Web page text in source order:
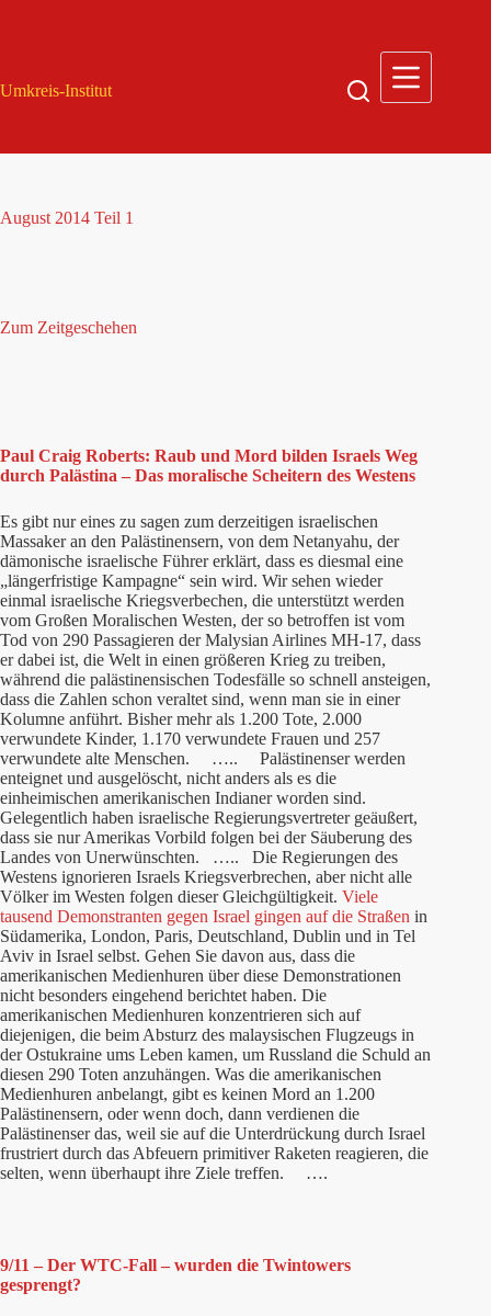
Umkreis-Institut
August 2014 Teil 1
Zum Zeitgeschehen
Paul Craig Roberts: Raub und Mord bilden Israels Weg
durch Palästina – Das moralische Scheitern des Westens
Es gibt nur eines zu sagen zum derzeitigen israelischen
Massaker an den Palästinensern, von dem Netanyahu, der
dämonische israelische Führer erklärt, dass es diesmal eine
„längerfristige Kampagne“ sein wird. Wir sehen wieder
einmal israelische Kriegsverbechen, die unterstützt werden
vom Großen Moralischen Westen, der so betroffen ist vom
Tod von 290 Passagieren der Malysian Airlines MH-17, dass
er dabei ist, die Welt in einen größeren Krieg zu treiben,
während die palästinensischen Todesfälle so schnell ansteigen,
dass die Zahlen schon veraltet sind, wenn man sie in einer
Kolumne anführt. Bisher mehr als 1.200 Tote, 2.000
verwundete Kinder, 1.170 verwundete Frauen und 257
verwundete alte Menschen. ….. Palästinenser werden
enteignet und ausgelöscht, nicht anders als es die
einheimischen amerikanischen Indianer worden sind.
Gelegentlich haben israelische Regierungsvertreter geäußert,
dass sie nur Amerikas Vorbild folgen bei der Säuberung des
Landes von Unerwünschten. ….. Die Regierungen des
Westens ignorieren Israels Kriegsverbrechen, aber nicht alle
Völker im Westen folgen dieser Gleichgültigkeit. Viele
tausend Demonstranten gegen Israel gingen auf die Straßen in
Südamerika, London, Paris, Deutschland, Dublin und in Tel
Aviv in Israel selbst. Gehen Sie davon aus, dass die
amerikanischen Medienhuren über diese Demonstrationen
nicht besonders eingehend berichtet haben. Die
amerikanischen Medienhuren konzentrieren sich auf
diejenigen, die beim Absturz des malaysischen Flugzeugs in
der Ostukraine ums Leben kamen, um Russland die Schuld an
diesen 290 Toten anzuhängen. Was die amerikanischen
Medienhuren anbelangt, gibt es keinen Mord an 1.200
Palästinensern, oder wenn doch, dann verdienen die
Palästinenser das, weil sie auf die Unterdrückung durch Israel
frustriert durch das Abfeuern primitiver Raketen reagieren, die
selten, wenn überhaupt ihre Ziele treffen. ….
9/11 – Der WTC-Fall – wurden die Twintowers
gesprengt?